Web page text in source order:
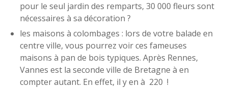
pour le seul jardin des remparts, 30 000 fleurs sont
nécessaires à sa décoration ?
les maisons à colombages : lors de votre balade en
centre ville, vous pourrez voir ces fameuses
maisons à pan de bois typiques. Après Rennes,
Vannes est la seconde ville de Bretagne à en
compter autant. En effet, il y en à 220 !